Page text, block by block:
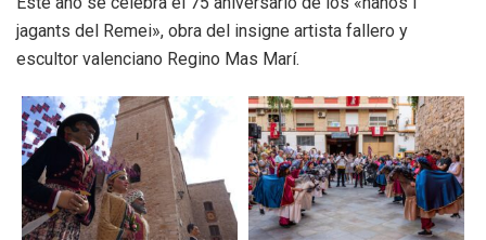
jagants del Remei», obra del insigne artista fallero y
escultor valenciano Regino Mas Marí.